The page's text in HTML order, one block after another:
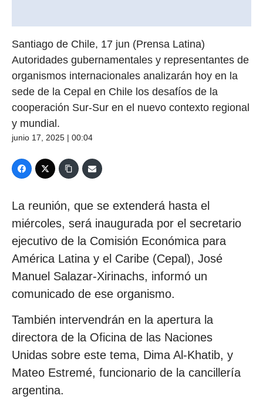
Santiago de Chile, 17 jun (Prensa Latina)
Autoridades gubernamentales y representantes de
organismos internacionales analizarán hoy en la
sede de la Cepal en Chile los desafíos de la
cooperación Sur-Sur en el nuevo contexto regional
y mundial.
junio 17, 2025 | 00:04
La reunión, que se extenderá hasta el
miércoles, será inaugurada por el secretario
ejecutivo de la Comisión Económica para
América Latina y el Caribe (Cepal), José
Manuel Salazar-Xirinachs, informó un
comunicado de ese organismo.
También intervendrán en la apertura la
directora de la Oficina de las Naciones
Unidas sobre este tema, Dima Al-Khatib, y
Mateo Estremé, funcionario de la cancillería
argentina.